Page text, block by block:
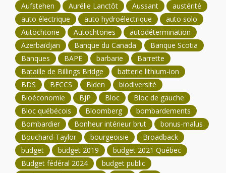
Aufstehen
Aurélie Lanctôt Aussant
austérité
auto électrique
auto hydroélectrique
auto solo
Autochtone
Autochtones
autodétermination
Azerbaïdjan
Banque du Canada
Banque Scotia
Banques
BAPE barbarie
Barrette
Bataille de Billings Bridge
batterie lithium-ion
BDS
BECCS Biden
biodiversité
Bioéconomie
BJP Bloc
Bloc de gauche
Bloc québécois
Bloomberg
bombardements
Bombardier
Bonheur intérieur brut
bonus-malus
Bouchard-Taylor
bourgeoisie
Broadback
budget
budget 2019
budget 2021 Québec
Budget fédéral 2024
budget public